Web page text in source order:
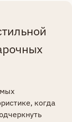
когда